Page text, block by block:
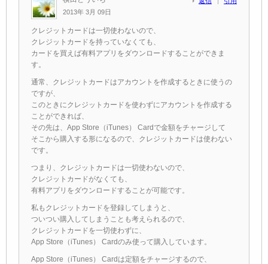
2013年 3月 09日
クレジットカードは一切使わないので、
クレジットカードを持っていなくても、
カードを買えば有料アプリをダウンロードすることができま
す。
通常、クレジットカードはアカウントを作成するときに使うの
ですが、
このときにクレジットカードを使わずにアカウントを作成する
ことができれば、
その先は、App Store（iTunes） Cardで金額をチャージして
そこから購入する形になるので、クレジットカードは使わない
です。
つまり、クレジットカードは一切使わないので、
クレジットカードがなくても、
有料アプリをダウンロードすることが可能です。
私もクレジットカードを登録してしまうと、
ついつい購入してしまうことも考えられるので、
クレジットカードを一切使わずに、
App Store（iTunes） Cardのみ使って購入しています。
App Store（iTunes） Cardは定額をチャージするので、